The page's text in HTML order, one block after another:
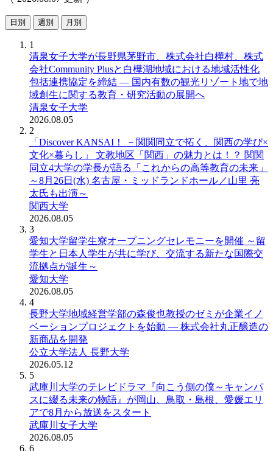
日別 週別 月別
1
清泉女子大学が長野県茅野市、株式会社白樺村、株式
会社Community Plusと白樺湖地域における地域活性化
包括連携協定を締結 ― 国内有数の観光リゾート地で地
域創生に関する教育・研究活動の展開へ
清泉女子大学
2026.08.05
2
「Discover KANSAI！ －関関同立で拓く、関西の学び×
文化×暮らし」 文教地区「関西」の魅力とは！？ 関関
同立4大学の学長が語る「これからの高等教育の未来」
～8月26日(水) 名古屋・ミッドランドホール／山里 亮
太氏も出演～
関西大学
2026.08.05
3
愛知大学留学生寮オープニングセレモニーを開催 ～留
学生と日本人学生が共に学び、交流する新たな国際交
流拠点が誕生～
愛知大学
2026.08.05
4
長野大学地域経営学部の森俊也教授のゼミが企業イノ
ベーションプロジェクトを始動 ― 株式会社丸正醸造の
新商品を開発
公立大学法人 長野大学
2026.05.12
5
武庫川大学のテレビドラマ『向こう側の僕～キャンパ
スに綴る未来の物語』が岡山、鳥取・島根、愛媛エリ
アで8月から放送をスタート
武庫川女子大学
2026.08.05
6